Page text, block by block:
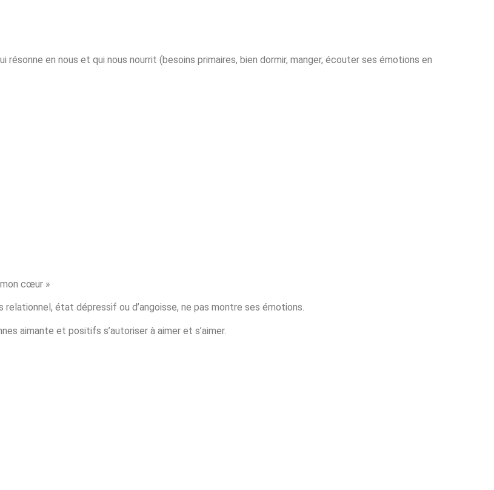
en nous et qui nous nourrit (besoins primaires, bien dormir, manger, écouter ses émotions en
cœur »
état dépressif ou d’angoisse, ne pas montre ses émotions.
aimante et positifs s’autoriser à aimer et s’aimer.